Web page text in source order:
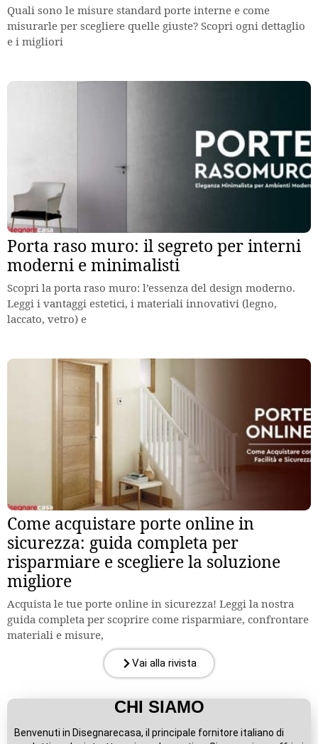
Quali sono le misure standard porte interne e come
misurarle per scegliere quelle giuste? Scopri ogni dettaglio
e i migliori
Porta raso muro: il segreto per interni
moderni e minimalisti
Scopri la porta raso muro: l’essenza del design moderno.
Leggi i vantaggi estetici, i materiali innovativi (legno,
laccato, vetro) e
Come acquistare porte online in
sicurezza: guida completa per
risparmiare e scegliere la soluzione
migliore
Acquista le tue porte online in sicurezza! Leggi la nostra
guida completa per scoprire come risparmiare, confrontare
materiali e misure,
Vai alla rivista
CHI SIAMO
Benvenuti in Disegnarecasa, il principale fornitore italiano di